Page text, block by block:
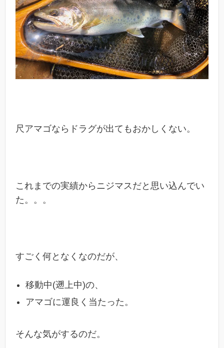
尺アマゴならドラグが出てもおかしくない。
これまでの実績からニジマスだと思い込んでい
た。。。
すごく何となくなのだが、
移動中(遡上中)の、
アマゴに運良く当たった。
そんな気がするのだ。